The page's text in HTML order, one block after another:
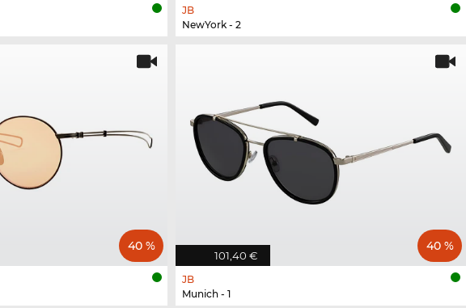
JB
NewYork - 2
40 %
101,40 €
40 %
JB
Munich - 1